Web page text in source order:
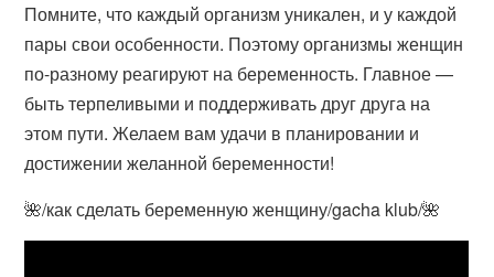
Помните, что каждый организм уникален, и у каждой
пары свои особенности. Поэтому организмы женщин
по-разному реагируют на беременность. Главное —
быть терпеливыми и поддерживать друг друга на
этом пути. Желаем вам удачи в планировании и
достижении желанной беременности!
🌺/как сделать беременную женщину/gacha klub/🌺